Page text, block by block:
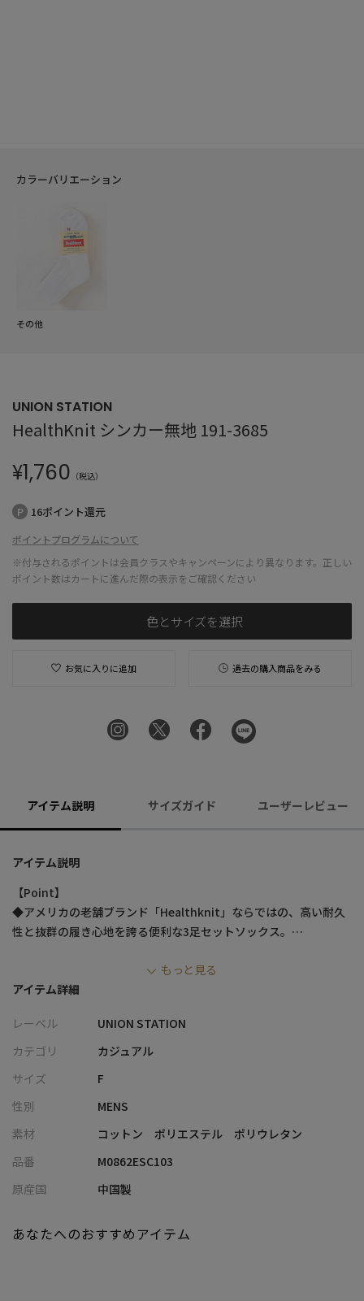
カラーバリエーション
その他
UNION STATION
HealthKnit シンカー無地 191-3685
¥1,760 （税込）
16ポイント還元
ポイントプログラムについて
※付与されるポイントは会員クラスやキャンペーンにより異なります。正しい
ポイント数はカートに進んだ際の表示をご確認ください
色とサイズを選択
お気に入りに追加 過去の購入商品をみる
アイテム説明 サイズガイド ユーザーレビュー
アイテム説明
【Point】
◆アメリカの老舗ブランド「Healthknit」ならではの、高い耐久
性と抜群の履き心地を誇る便利な3足セットソックス。
ブが足元をスマートに見せ、アンクルパンツなどの裾からちらり
と覗かせるだけでこなれ感を演出。
心地が長時間持続。さらにコットン混素材の優れた通気性で、ム
レにくいのも魅力。
ディネートにもハマる飽きないデザイン。
◆通勤・通学などのデイリーユースから、大切な人へのギフトや
ちょっとしたプレゼントにも最適な、毎日使えるベーシックアイ
【Healthknit/ヘルスニット】
ました。
もっと見る
アイテム詳細
レーベル
UNION STATION
カテゴリ
カジュアル
サイズ
F
性別
MENS
素材
コットン ポリエステル ポリウレタン
品番
M0862ESC103
原産国
中国製
あなたへのおすすめアイテム